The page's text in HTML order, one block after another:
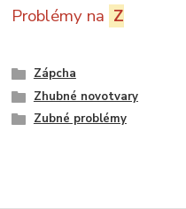
Problémy na Z
Zápcha
Zhubné novotvary
Zubné problémy